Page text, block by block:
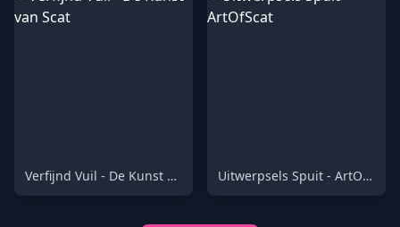
Verfijnd Vuil - De Kunst van Scat Uitwerpsels Spuit - ArtOfScat